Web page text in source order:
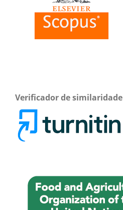
Verificador de similaridade